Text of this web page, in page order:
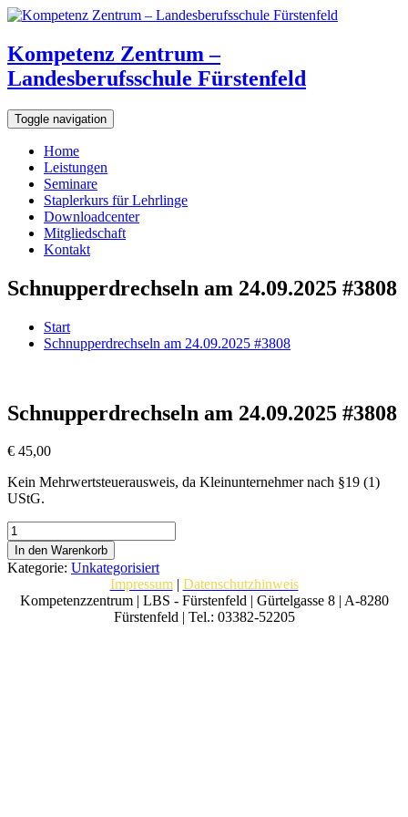
Kompetenz Zentrum –
Landesberufsschule Fürstenfeld
Toggle navigation
Home
Leistungen
Seminare
Staplerkurs für Lehrlinge
Downloadcenter
Mitgliedschaft
Kontakt
Schnupperdrechseln am 24.09.2025 #3808
Start
Schnupperdrechseln am 24.09.2025 #3808
Schnupperdrechseln am 24.09.2025 #3808
€ 45,00
Kein Mehrwertsteuerausweis, da Kleinunternehmer nach §19 (1)
UStG.
Schnupperdrechseln
am
24.09.2025
#3808
Menge
In den Warenkorb
Kategorie: Unkategorisiert
Impressum| Datenschutzhinweis
Kompetenzzentrum | LBS - Fürstenfeld | Gürtelgasse 8 | A-8280
Fürstenfeld | Tel.: 03382-52205